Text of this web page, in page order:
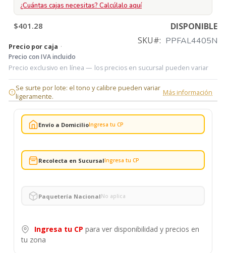
¿Cuántas cajas necesitas? Calcúlalo aquí
$401.28
DISPONIBLE
SKU
PPFAL4405N
Precio por caja ·
Precio con IVA incluido
Precio exclusivo en línea — los precios en sucursal pueden variar
Se surte por lote: el tono y calibre pueden variar
ligeramente.
Más información
Envío a DomicilioIngresa tu CP
Recolecta en SucursalIngresa tu CP
Paquetería NacionalNo aplica
Ingresa tu CP para ver disponibilidad y precios en
tu zona